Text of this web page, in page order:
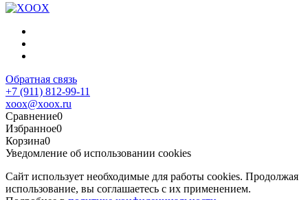
Обратная связь
+7 (911) 812-99-11
xoox@xoox.ru
Сравнение0
Избранное0
Корзина0
Уведомление об использовании cookies
Сайт использует необходимые для работы cookies. Продолжая
использование, вы соглашаетесь с их применением.